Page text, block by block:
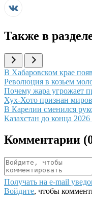
Также в
Иллюстрация новости
В Хабаровском крае
Иллюстрация новости
Революция в козьем
Иллюстрация новости
Почему жара угрожает
Иллюстрация новости
Хух-Хото признан
Иллюстрация новости
В Карелии сменился
Иллюстрация новости
Казахстан до конца
Комментарии (
Получать на e‑mail
Войдите, чтобы